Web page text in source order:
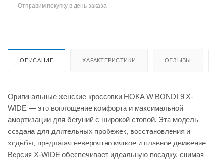
Отправим покупку в день заказа
ОПИСАНИЕ ХАРАКТЕРИСТИКИ ОТЗЫВЫ
Оригинальные женские кроссовки HOKA W BONDI 9 X-
WIDE — это воплощение комфорта и максимальной
амортизации для бегуний с широкой стопой. Эта модель
создана для длительных пробежек, восстановления и
ходьбы, предлагая невероятно мягкое и плавное движение.
Версия X-WIDE обеспечивает идеальную посадку, снимая